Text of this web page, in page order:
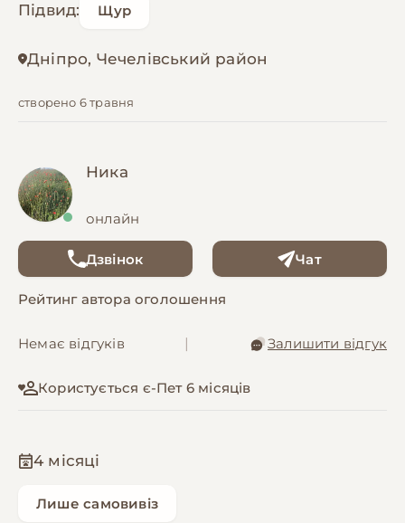
Підвид: Щур
Дніпро, Чечелівський район
створено 6 травня
Ника
онлайн
Дзвінок Чат
Рейтинг автора оголошення
Немає відгуків Залишити відгук
Користується є-Пет 6 місяців
4 місяці
Лише самовивіз